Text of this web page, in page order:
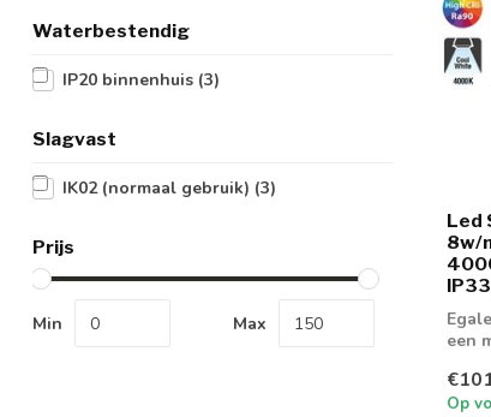
Waterbestendig
IP20 binnenhuis (3)
Slagvast
IK02 (normaal gebruik) (3)
Prijs
Min Max
Led
8w/
een
Op